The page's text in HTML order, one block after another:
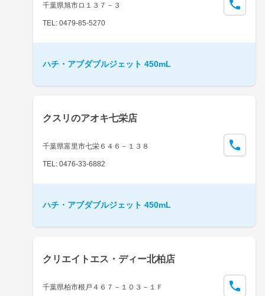
千葉県旭市ロ１３７－３
TEL: 0479-85-5270
ハチ・アブダブルジェット 450mL
クスリのアオキ七栄店
千葉県富里市七栄６４６－１３８
TEL: 0476-33-6882
ハチ・アブダブルジェット 450mL
クリエイトエス・ディー北柏店
千葉県柏市根戸４６７－１０３－１Ｆ